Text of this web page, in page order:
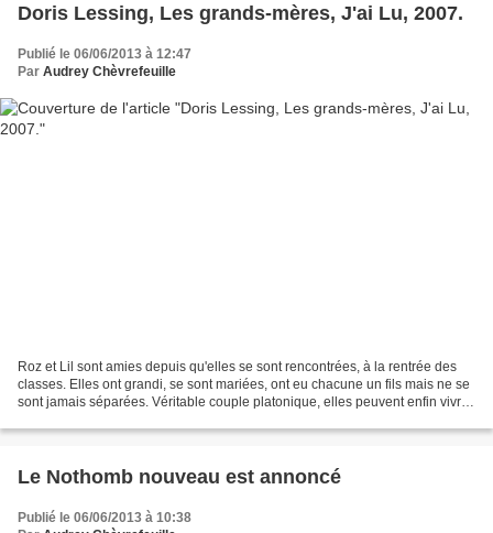
Doris Lessing, Les grands-mères, J'ai Lu, 2007.
Publié le 06/06/2013 à 12:47
Par Audrey Chèvrefeuille
Roz et Lil sont amies depuis qu'elles se sont rencontrées, à la rentrée des
classes. Elles ont grandi, se sont mariées, ont eu chacune un fils mais ne se
sont jamais séparées. Véritable couple platonique, elles peuvent enfin vivre
Le Nothomb nouveau est annoncé
Publié le 06/06/2013 à 10:38